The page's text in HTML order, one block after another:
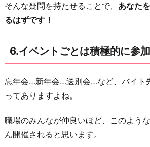
そんな疑問を持たせることで、 あなた
るはずです！
6.イベントごとは積極的に参
忘年会…新年会…送別会…など、バイト
ってありますよね。
職場のみんなが仲良いほど、このよう
ん開催されると思います。